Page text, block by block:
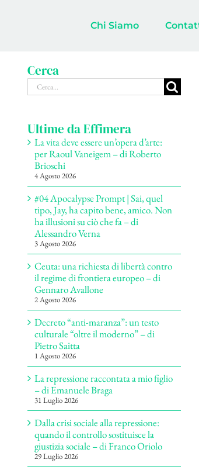
Chi Siamo
Cerca
Cerca
per:
Ultime da Effimera
La vita deve essere un’opera d’arte:
per Raoul Vaneigem – di Roberto
Brioschi
4 Agosto 2026
#04 Apocalypse Prompt | Sai, quel
tipo, Jay, ha capito bene, amico. Non
ha illusioni su ciò che fa – di
Alessandro Verna
3 Agosto 2026
Ceuta: una richiesta di libertà contro
il regime di frontiera europeo – di
Gennaro Avallone
2 Agosto 2026
Decreto “anti-maranza”: un testo
culturale “oltre il moderno” – di
Pietro Saitta
1 Agosto 2026
La repressione raccontata a mio figlio
– di Emanuele Braga
31 Luglio 2026
Dalla crisi sociale alla repressione:
quando il controllo sostituisce la
giustizia sociale – di Franco Oriolo
29 Luglio 2026